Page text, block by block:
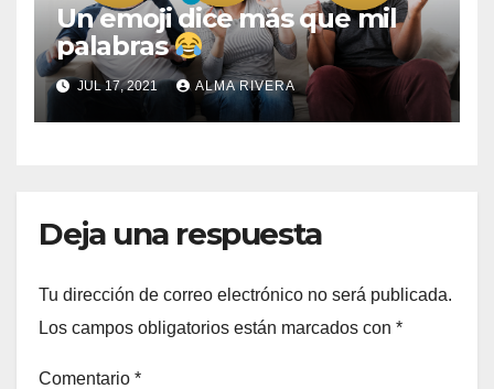
Un emoji dice más que mil
palabras
JUL 17, 2021 ALMA RIVERA
Deja una respuesta
Tu dirección de correo electrónico no será publicada.
Los campos obligatorios están marcados con *
Comentario *